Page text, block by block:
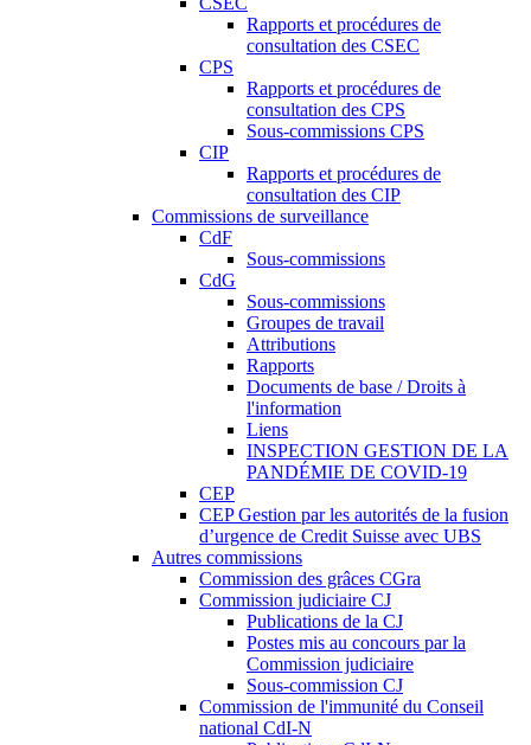
Rapports et procédures de
consultation des CSEC
CPS
Rapports et procédures de
consultation des CPS
Sous-commissions CPS
CIP
Rapports et procédures de
consultation des CIP
Commissions de surveillance
CdF
Sous-commissions
CdG
Sous-commissions
Groupes de travail
Attributions
Rapports
Documents de base / Droits à
l'information
Liens
INSPECTION GESTION DE LA
PANDÉMIE DE COVID-19
CEP
CEP Gestion par les autorités de la fusion
d’urgence de Credit Suisse avec UBS
Autres commissions
Commission des grâces CGra
Commission judiciaire CJ
Publications de la CJ
Postes mis au concours par la
Commission judiciaire
Sous-commission CJ
Commission de l'immunité du Conseil
national CdI-N